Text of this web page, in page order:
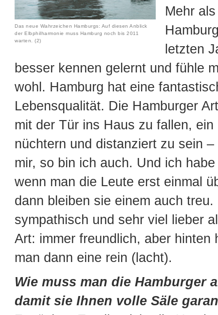
Das neue Wahrzeichen Hamburgs: Auf diesen Anblick
der Elbphilharmonie muss Hamburg noch bis 2011
warten. (2)
Mehr
letzten
besser kennen gelernt und fühle
wohl. Hamburg hat eine
Lebensqualität. Die Hamburger
mit der Tür ins Haus zu fallen, ein
nüchtern und distanziert zu sein
mir, so bin ich auch. Und ich
wenn man die Leute erst einmal
dann bleiben sie einem auch
sympathisch und sehr viel lieber
Art: immer freundlich, aber hinten
man dann eine rein (lacht).
Wie muss man die Hamburger
damit sie Ihnen volle Säle